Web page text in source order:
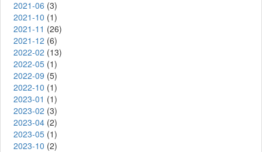
2021-06 (3)
2021-10 (1)
2021-11 (26)
2021-12 (6)
2022-02 (13)
2022-05 (1)
2022-09 (5)
2022-10 (1)
2023-01 (1)
2023-02 (3)
2023-04 (2)
2023-05 (1)
2023-10 (2)